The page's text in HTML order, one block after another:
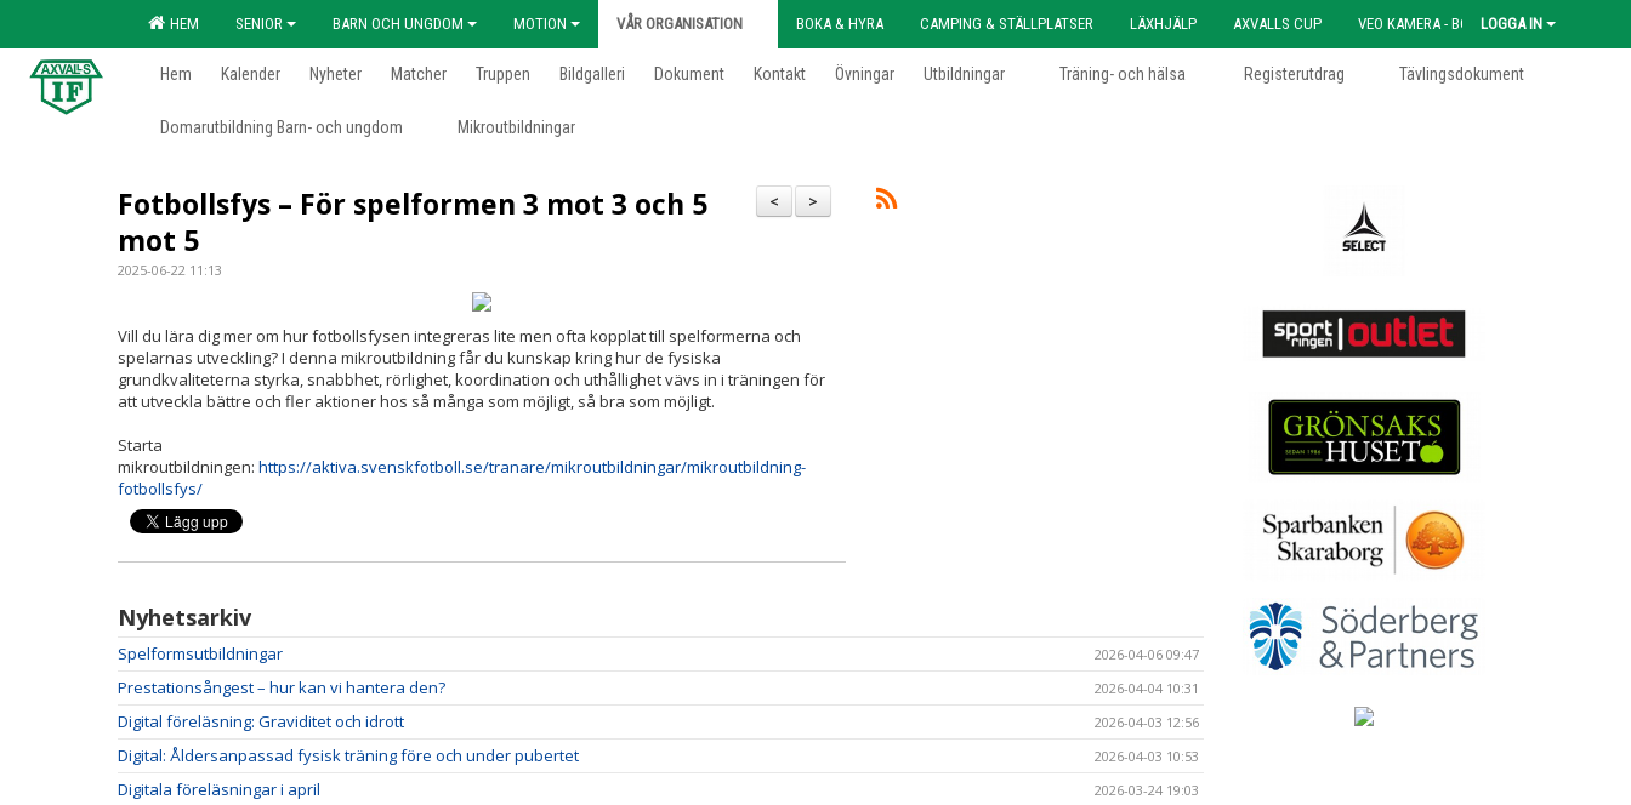
HEM SENIOR BARN OCH UNGDOM MOTION VÅR ORGANISATION BOKA & HYRA CAMPING & STÄLLPLATSER LÄXHJÄLP AXVALLS CUP VEO KAMERA - BOKNINGLOGGA IN
Hem Kalender Nyheter Matcher Truppen Bildgalleri Dokument Kontakt Övningar Utbildningar Träning- och hälsa Registerutdrag Tävlingsdokument
Domarutbildning Barn- och ungdom Mikroutbildningar
>
<
Fotbollsfys – För spelformen 3 mot 3 och 5
mot 5
2025-06-22 11:13
Vill du lära dig mer om hur fotbollsfysen integreras lite men ofta kopplat till spelformerna och
spelarnas utveckling? I denna mikroutbildning får du kunskap kring hur de fysiska
grundkvaliteterna styrka, snabbhet, rörlighet, koordination och uthållighet vävs in i träningen för
att utveckla bättre och fler aktioner hos så många som möjligt, så bra som möjligt.
Starta
mikroutbildningen: https://aktiva.svenskfotboll.se/tranare/mikroutbildningar/mikroutbildning-
fotbollsfys/
Nyhetsarkiv
Spelformsutbildningar 2026-04-06 09:47
Prestationsångest – hur kan vi hantera den? 2026-04-04 10:31
Digital föreläsning: Graviditet och idrott 2026-04-03 12:56
Digital: Åldersanpassad fysisk träning före och under pubertet 2026-04-03 10:53
Digitala föreläsningar i april 2026-03-24 19:03